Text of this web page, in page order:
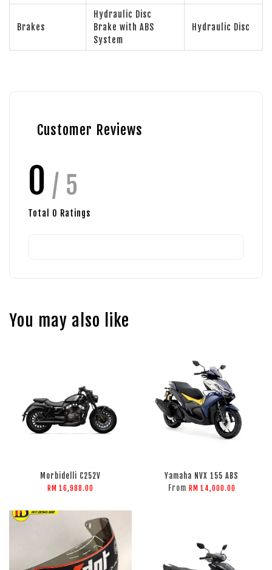
Brakes
Hydraulic Disc
Brake with ABS
System
Hydraulic Disc
Customer Reviews
0 / 5
Total 0 Ratings
You may also like
Morbidelli C252V
RM 16,988.00
Yamaha NVX 155 ABS
From RM 14,000.00